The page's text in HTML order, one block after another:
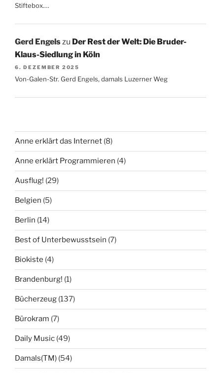
Stiftebox.…
Gerd Engels zu Der Rest der Welt: Die Bruder-
Klaus-Siedlung in Köln
6. DEZEMBER 2025
Von-Galen-Str. Gerd Engels, damals Luzerner Weg
Anne erklärt das Internet (8)
Anne erklärt Programmieren (4)
Ausflug! (29)
Belgien (5)
Berlin (14)
Best of Unterbewusstsein (7)
Biokiste (4)
Brandenburg! (1)
Bücherzeug (137)
Bürokram (7)
Daily Music (49)
Damals(TM) (54)